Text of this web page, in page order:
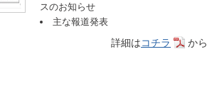
スのお知らせ
主な報道発表
詳細はコチラ から